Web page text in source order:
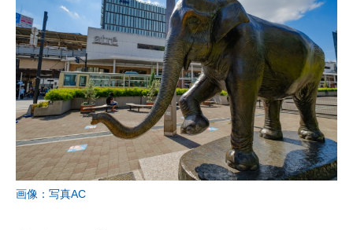
画像：写真AC